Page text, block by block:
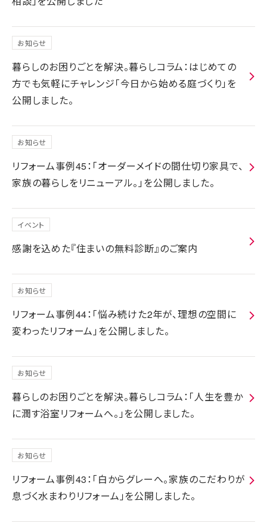
お知らせ
暮らしのお困りごとを解決。暮らしコラム：はじめての
方でも気軽にチャレンジ「今日から始める庭づくり」を
公開しました。
お知らせ
リフォーム事例45：「オーダーメイドの間仕切り家具で、
家族の暮らしをリニューアル。」を公開しました。
イベント
感謝を込めた『住まいの無料診断』のご案内
お知らせ
リフォーム事例44：「悩み続けた2年が、理想の空間に
変わったリフォーム」を公開しました。
お知らせ
暮らしのお困りごとを解決。暮らしコラム：「人生を豊か
に潤す浴室リフォームへ。」を公開しました。
お知らせ
リフォーム事例43：「白からグレーへ。家族のこだわりが
息づく水まわりリフォーム」を公開しました。